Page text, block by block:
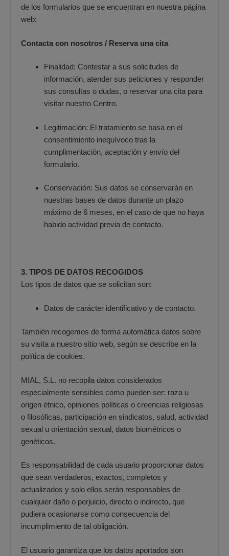
de los formularios que se encuentran en nuestra página
web:
Contacta con nosotros / Reserva una cita
Finalidad: Contestar a sus solicitudes de
información, atender sus peticiones y responder
sus consultas o dudas, o reservar una cita para
visitar nuestro Centro.
Legitimación: El tratamiento se basa en el
consentimiento inequívoco tras la
cumplimentación, aceptación y envío del
formulario.
Conservación: Sus datos se conservarán en
nuestras bases de datos durante un plazo
máximo de 6 meses, en el caso de que no haya
habido actividad previa de contacto.
3. TIPOS DE DATOS RECOGIDOS
Los tipos de datos que se solicitan son:
Datos de carácter identificativo y de contacto.
También recogemos de forma automática datos sobre
su visita a nuestro sitio web, según se describe en la
política de cookies.
MIAL, S.L. no recopila datos considerados
especialmente sensibles como pueden ser: raza u
origen étnico, opiniones políticas o creencias religiosas
o filosóficas, participación en sindicatos, salud, actividad
sexual u orientación sexual, datos biométricos o
genéticos.
Es responsabilidad de cada usuario proporcionar datos
que sean verdaderos, exactos, completos y
actualizados y solo ellos serán responsables de
cualquier daño o perjuicio, directo o indirecto, que
pudiera ocasionarse como consecuencia del
incumplimiento de tal obligación.
El usuario garantiza que los datos aportados son